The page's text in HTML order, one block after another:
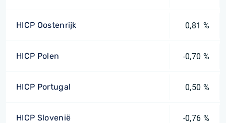
HICP Oostenrijk 0,81 %
HICP Polen -0,70 %
HICP Portugal 0,50 %
HICP Slovenië -0,76 %